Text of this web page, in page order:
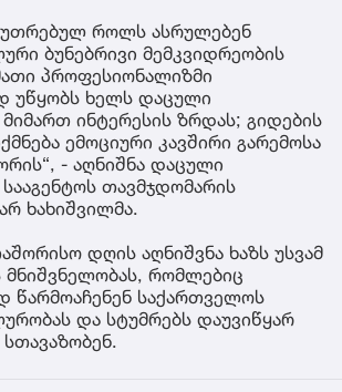
როლს ასრულებენ
ბუნებრივი მემკვიდრეობის
პროფესიონალიზმი
უწყობს ხელს დაცული
ინტერესის ზრდას; გიდების
ემოციური კავშირი გარემოსა
- აღნიშნა დაცული
თავმჯდომარის
ხახიშვილმა.
დღის აღნიშვნა ხაზს უსვამ
მნიშვნელობას, რომლებიც
წარმოაჩენენ საქართველოს
და სტუმრებს დაუვიწყარ